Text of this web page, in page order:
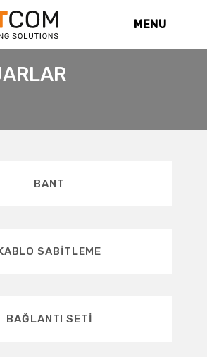
MENU
BANT
SABITLEME
BAĞLANTI SETI